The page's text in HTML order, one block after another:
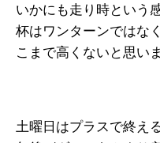
いかにも走り時という
杯はワンターンではな
こまで高くないと思いま
土曜日はプラスで終え